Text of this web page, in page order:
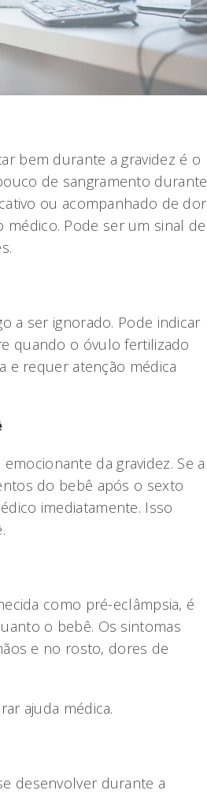
bem durante a gravidez é o
de sangramento durante
ou acompanhado de dor
médico. Pode ser um sinal de
a ser ignorado. Pode indicar
quando o óvulo fertilizado
e requer atenção médica
da gravidez. Se a
do bebê após o sexto
imediatamente. Isso
como pré-eclâmpsia, é
o bebê. Os sintomas
e no rosto, dores de
ajuda médica.
desenvolver durante a